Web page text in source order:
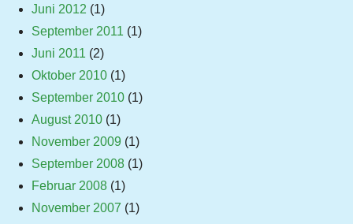
Juni 2012 (1)
September 2011 (1)
Juni 2011 (2)
Oktober 2010 (1)
September 2010 (1)
August 2010 (1)
November 2009 (1)
September 2008 (1)
Februar 2008 (1)
November 2007 (1)